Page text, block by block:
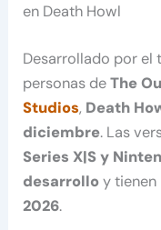
en Death Howl
Desarrollado por el
personas deThe
Studios, Death
diciembre. Las
Series X|S y
desarrolloy tienen
2026.